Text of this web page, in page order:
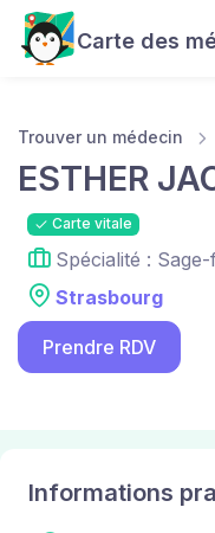
Carte des
Trouver un médecin
ESTHER
Carte vitale
Spécialité :
Strasbourg
Prendre RDV
Informations